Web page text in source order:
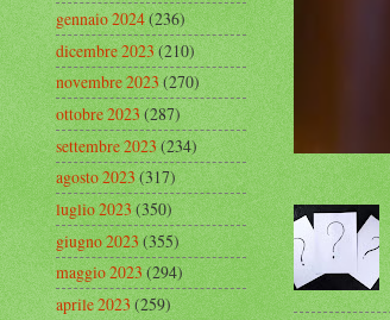
gennaio 2024(236)
dicembre 2023(210)
novembre 2023(270)
ottobre 2023(287)
settembre 2023(234)
agosto 2023(317)
luglio 2023(350)
giugno 2023(355)
maggio 2023(294)
aprile 2023(259)